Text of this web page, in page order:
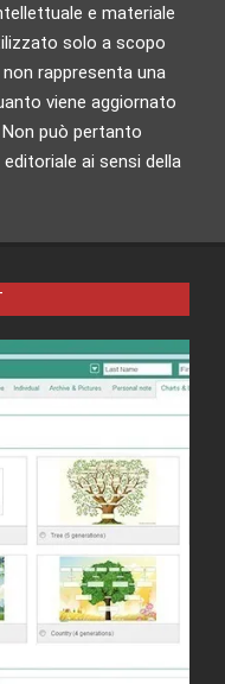
e materiale
solo a scopo
rappresenta una
viene aggiornato
può pertanto
ai sensi della